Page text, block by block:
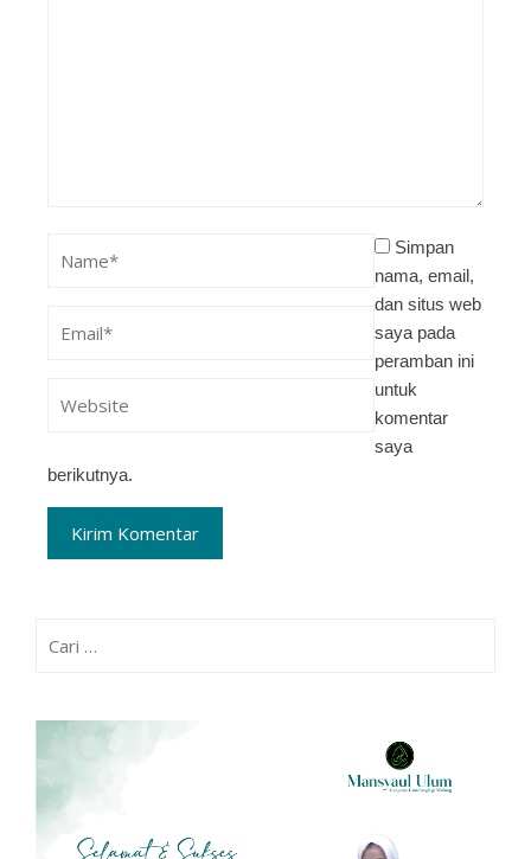
Simpan
nama, email,
dan situs web
saya pada
peramban ini
untuk
komentar
saya
berikutnya.
untuk: